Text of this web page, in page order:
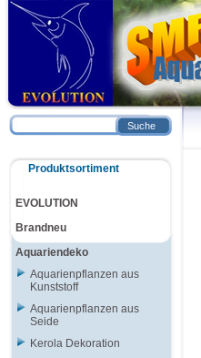
Suche
Produktsortiment
EVOLUTION
Brandneu
Aquariendeko
Aquarienpflanzen aus
Kunststoff
Aquarienpflanzen aus
Seide
Kerola Dekoration